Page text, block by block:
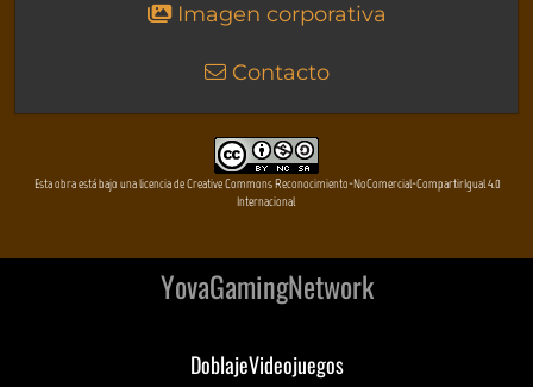
Imagen corporativa
Contacto
Esta obra está bajo una licencia de Creative Commons Reconocimiento-NoComercial-CompartirIgual 4.0
Internacional
YovaGamingNetwork
DoblajeVideojuegos